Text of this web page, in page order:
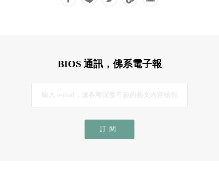
BIOS 通訊，佛系電子報
訂閱